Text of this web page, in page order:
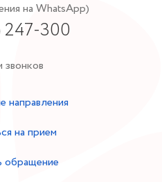
на WhatsApp)
247-300
направления
на прием
обращение